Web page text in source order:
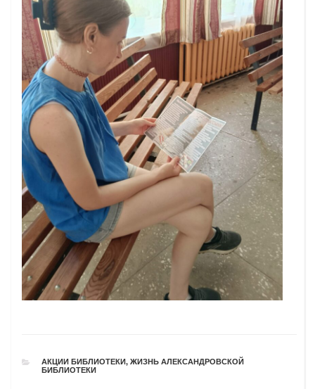
РУБРИКИ
АКЦИИ БИБЛИОТЕКИ, ЖИЗНЬ АЛЕКСАНДРОВСКОЙ
БИБЛИОТЕКИ